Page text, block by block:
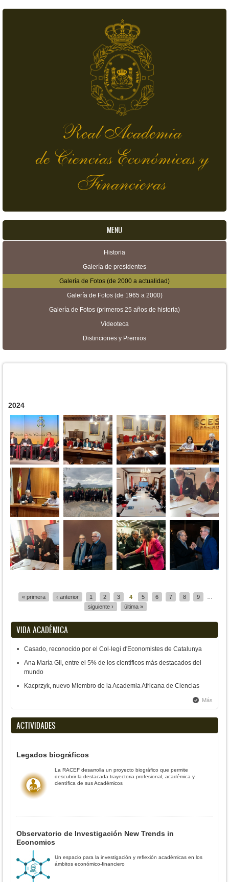
Real Academia
de Ciencias Económicas y
Financieras
MENU
Historia
Galería de presidentes
Galería de Fotos (de 2000 a actualidad)
Galería de Fotos (de 1965 a 2000)
Galería de Fotos (primeros 25 años de historia)
Videoteca
Distinciones y Premios
2024
« primera ‹ anterior 1 2 3 4 5 6 7 8 9
siguiente ›
última »
VIDA ACADÉMICA
Casado, reconocido por el Col·legi d'Economistes de Catalunya
Ana María Gil, entre el 5% de los científicos más destacados del
mundo
Kacprzyk, nuevo Miembro de la Academia Africana de Ciencias
Más
ACTIVIDADES
Legados biográficos
La RACEF desarrolla un proyecto biográfico que permite
descubrir la destacada trayectoria profesional, académica y
científica de sus Académicos
Observatorio de Investigación New Trends in
Economics
Un espacio para la investigación y reflexión académicas en los
ámbitos económico-financiero